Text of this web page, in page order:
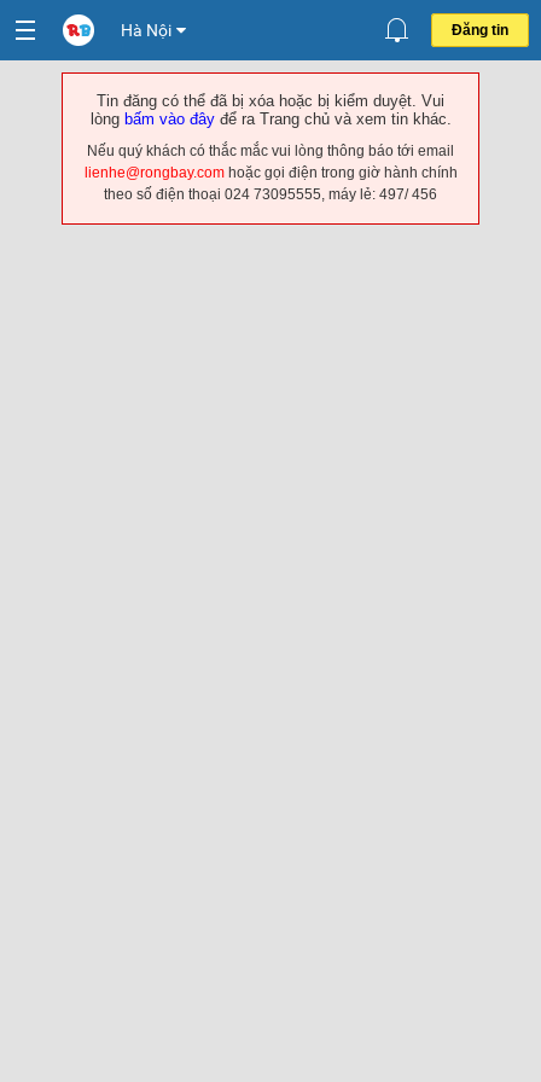
Hà Nội Đăng tin
Tin đăng có thể đã bị xóa hoặc bị kiểm duyệt. Vui
lòng bấm vào đâyđể ra Trang chủ và xem tin khác.
Nếu quý khách có thắc mắc vui lòng thông báo tới email
lienhe@rongbay.comhoặc gọi điện trong giờ hành chính
theo số điện thoại 024 73095555, máy lẻ: 497/ 456